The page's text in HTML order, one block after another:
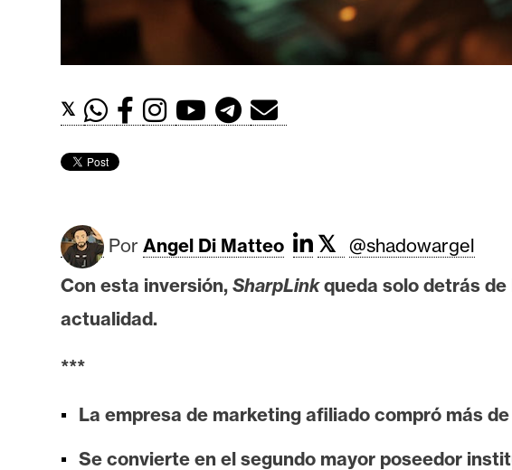
e
e
m
I
A
A
á
i
i
𝕏
Por Angel Di Matteo 𝕏 @shadowargel
Con esta inversión, SharpLinkqueda solo detrás de
actualidad.
***
La empresa de marketing afiliado compró más
Se convierte en el segundo mayor poseedor